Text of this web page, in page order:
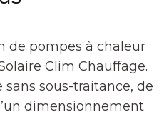
de pompes à chaleur
Clim Chauffage.
sans sous-traitance, de
dimensionnement